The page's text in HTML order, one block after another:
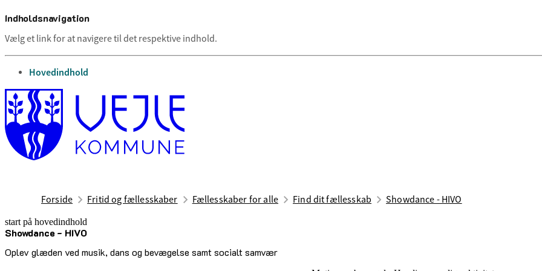
Indholdsnavigation
Vælg et link for at navigere til det respektive indhold.
gå til
Hovedindhold
Forside Fritid og fællesskaber Fællesskaber for alle Find dit fællesskab Showdance - HIVO
start på hovedindhold
Showdance - HIVO
Oplev glæden ved musik, dans og bevægelse samt socialt samvær
senest opdateret 12. maj 2026